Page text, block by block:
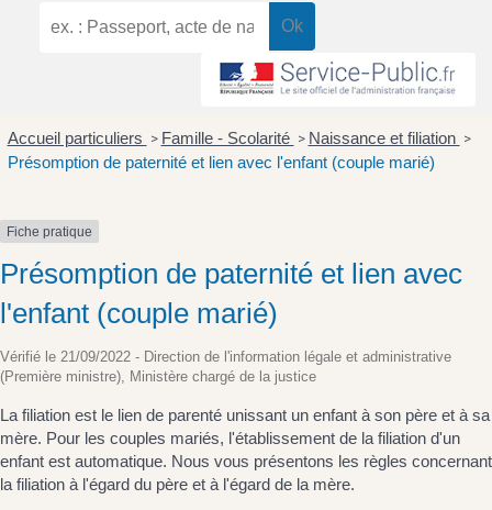
Accueil particuliers > Famille - Scolarité > Naissance et filiation >
Présomption de paternité et lien avec l'enfant (couple marié)
Fiche pratique
Présomption de paternité et lien avec
l'enfant (couple marié)
Vérifié le 21/09/2022 - Direction de l'information légale et administrative
(Première ministre), Ministère chargé de la justice
La filiation est le lien de parenté unissant un enfant à son père et à sa
mère. Pour les couples mariés, l'établissement de la filiation d'un
enfant est automatique. Nous vous présentons les règles concernant
la filiation à l'égard du père et à l'égard de la mère.